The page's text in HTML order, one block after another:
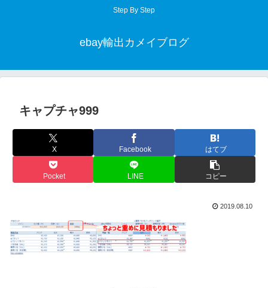
Step By Step
ebay輸出カメイブログ
キャプチャ999
X Facebook はてブ
Pocket LINE コピー
2019.08.10